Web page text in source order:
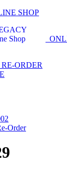
SHOP
ORDER
Order